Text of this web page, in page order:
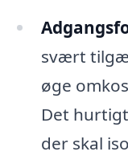
svært
øge
Det
der skal